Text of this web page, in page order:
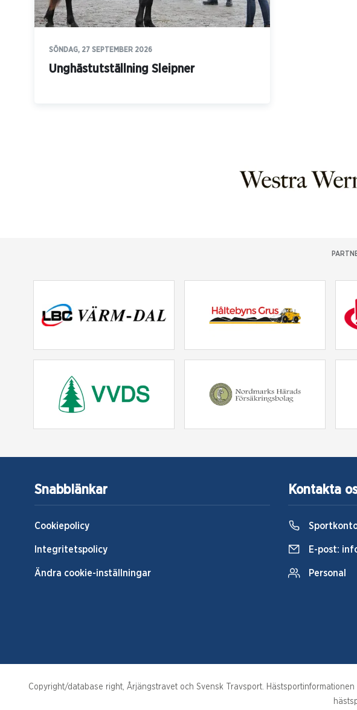
SÖNDAG, 27 SEPTEMBER 2026
Unghästutställning Sleipner
Snabblänkar
Cookiepolicy
Integritetspolicy
Ändra cookie-inställningar
Kontakta
E-post:
Personal
Copyright/database right, Årjängstravet och Svensk Travsport.